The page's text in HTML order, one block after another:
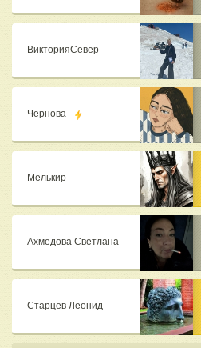
ВикторияСевер
Чернова
Мелькир
Ахмедова Светлана
Старцев Леонид